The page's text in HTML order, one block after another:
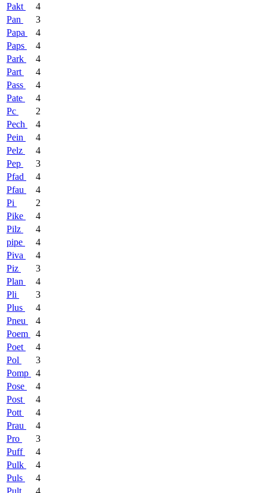
Pakt
4
Pan
3
Papa
4
Paps
4
Park
4
Part
4
Pass
4
Pate
4
Pc
2
Pech
4
Pein
4
Pelz
4
Pep
3
Pfad
4
Pfau
4
Pi
2
Pike
4
Pilz
4
pipe
4
Piva
4
Piz
3
Plan
4
Pli
3
Plus
4
Pneu
4
Poem
4
Poet
4
Pol
3
Pomp
4
Pose
4
Post
4
Pott
4
Prau
4
Pro
3
Puff
4
Pulk
4
Puls
4
Pult
4